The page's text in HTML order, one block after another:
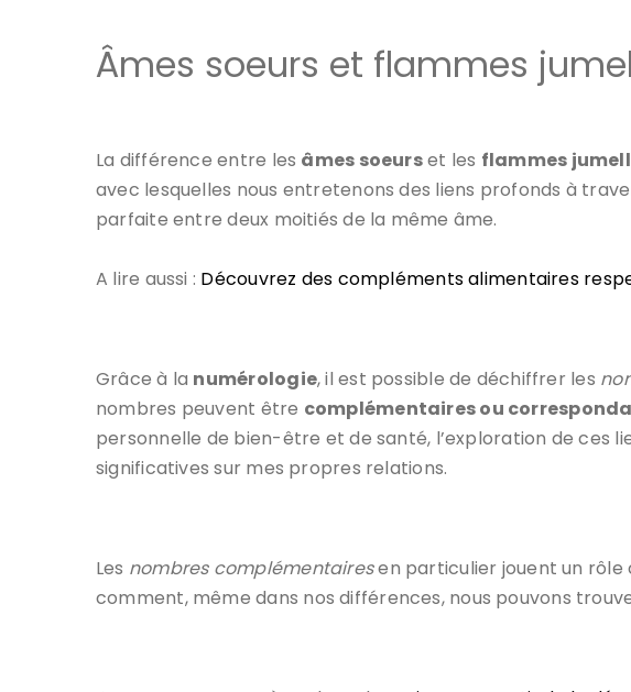
Âmes soeurs et flammes
La différence entre les âmes soeurset les flammes
avec lesquelles nous entretenons des liens profonds à
parfaite entre deux moitiés de la même âme.
A lire aussi : Découvrez des compléments alimentaires
Grâce à la numérologie, il est possible de déchiffrer les
nombres peuvent être complémentaires ou
personnelle de bien-être et de santé, l’exploration de ces
significatives sur mes propres relations.
Les nombres complémentairesen particulier jouent un rôle
comment, même dans nos différences, nous pouvons